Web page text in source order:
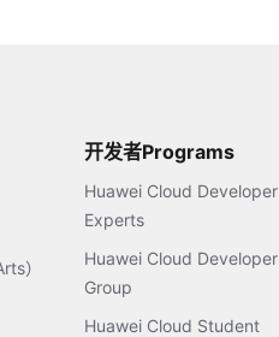
）
开发者Programs
Huawei Cloud Developer
Experts
Huawei Cloud Developer
Group
Huawei Cloud Student